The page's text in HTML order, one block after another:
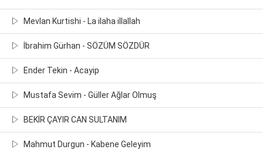
Mevlan Kurtishi - La ilaha illallah
İbrahim Gürhan - SÖZÜM SÖZDÜR
Ender Tekin - Acayip
Mustafa Sevim - Güller Ağlar Olmuş
BEKİR ÇAYIR CAN SULTANIM
Mahmut Durgun - Kabene Geleyim